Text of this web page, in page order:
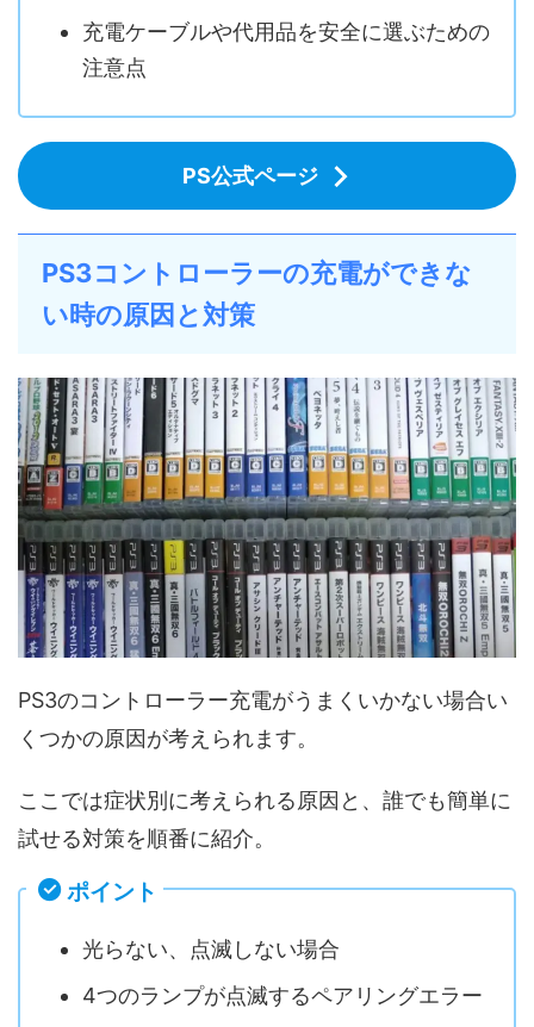
充電ケーブルや代用品を安全に選ぶための
注意点
PS公式ページ
PS3コントローラーの充電ができな
い時の原因と対策
PS3のコントローラー充電がうまくいかない場合い
くつかの原因が考えられます。
ここでは症状別に考えられる原因と、誰でも簡単に
試せる対策を順番に紹介。
ポイント
光らない、点滅しない場合
4つのランプが点滅するペアリングエラー